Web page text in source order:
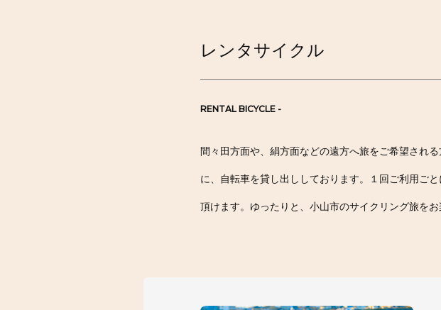
レンタサイクル
RENTAL BICYCLE -
間々田方面や、絹方面などの遠方へ旅をご希望され
に、自転車を貸し出ししております。１回ご利用ご
頂けます。ゆったりと、小山市のサイクリング旅をお